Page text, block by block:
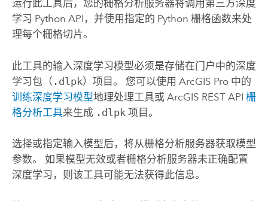
运行此工具后，您的栅格分析服务器将调用第三方深度
学习 Python API，并使用指定的 Python 栅格函数来处
理每个栅格切片。
此工具的输入深度学习模型必须是存储在门户中的深度
学习包（ .dlpk）项目。 您可以使用 ArcGIS Pro中的
训练深度学习模型地理处理工具或 ArcGIS REST API 栅
格分析工具来生成 .dlpk 项目。
选择或指定输入模型后，将从栅格分析服务器获取模型
参数。 如果模型无效或者栅格分析服务器未正确配置
深度学习，则该工具可能无法获得此信息。